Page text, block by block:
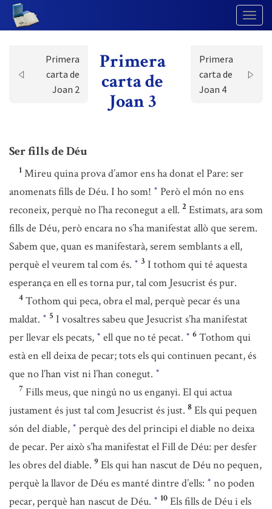
Primera
carta de
Joan 2
Primera
carta de
Joan 3
Primera
carta de
Joan 4
Ser fills de Déu
1 Mireu quina prova d’amor ens ha donat el Pare: ser
anomenats fills de Déu. I ho som! * Però el món no ens
reconeix, perquè no l’ha reconegut a ell. 2 Estimats, ara som
fills de Déu, però encara no s’ha manifestat allò que serem.
Sabem que, quan es manifestarà, serem semblants a ell,
perquè el veurem tal com és. * 3 I tothom qui té aquesta
esperança en ell es torna pur, tal com Jesucrist és pur.
4 Tothom qui peca, obra el mal, perquè pecar és una
maldat. * 5 I vosaltres sabeu que Jesucrist s’ha manifestat
per llevar els pecats, * ell que no té pecat. * 6 Tothom qui
està en ell deixa de pecar; tots els qui continuen pecant, és
que no l’han vist ni l’han conegut. *
7 Fills meus, que ningú no us enganyi. El qui actua
justament és just tal com Jesucrist és just. 8 Els qui pequen
són del diable, * perquè des del principi el diable no deixa
de pecar. Per això s’ha manifestat el Fill de Déu: per desfer
les obres del diable. 9 Els qui han nascut de Déu no pequen,
perquè la llavor de Déu es manté dintre d’ells: * no poden
pecar, perquè han nascut de Déu. * 10 Els fills de Déu i els